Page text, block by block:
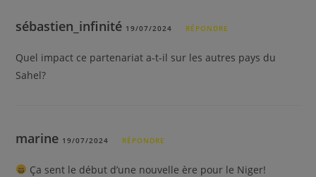
sébastien_infinité 19/07/2024 RÉPONDRE
Quel impact ce partenariat a-t-il sur les autres pays du
Sahel?
marine 19/07/2024 RÉPONDRE
Ça sent le début d’une nouvelle ère pour le Niger!